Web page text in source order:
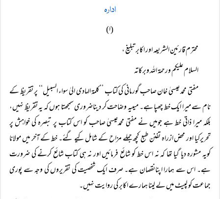
ادارہ
(ا)
محترم قارئین الشریعہ اور اکابر تبلیغ ،
السلام علیکم ورحمۃ اللہ وبرکاتہ
مفتی محمد عیسیٰ خان صاحب گورمانی کی کتاب ’’کلمۃ الہادی الیٰ سواء السبیل‘‘ پر تقریظ کے
نام سے میرا ایک خط چھپا ہے۔ میںیہ وضاحت کر دیناضروری سمجھتا ہوں کہ یہ تقریظ نہیں،
بلکہ میرا ذاتی خط ہے جومیں نے مفتی محمدعیسیٰ صاحب کو اس کتاب پر تبصرہ کی خواہش پر
تحریرکیا اور محض ازراہ تفنن طبع کچھ جملے مزاح کے شامل کیے گئے۔ خط کے آخر میں مولانا
کویہ مشورہ دیا گیا تھا کہ نہ اس خط کو شائع فرمائیں اور نہ ہی کتاب شائع کرنے کی ضرورت
ہے۔ اس سے ہمارا اپنانقصان ہے۔ صرف ایک شخصیت کی تقریروں کی وجہ سے پوری
جماعت کو لپیٹ میں لے لینا ہمارے اکابر کی روایت نہیں۔